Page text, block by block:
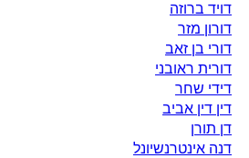
דויד ברוזה
דורון מזר
דורי בן זאב
דורית ראובני
דידי שחר
דין דין אביב
דן תורן
דנה אינטרנשיונל